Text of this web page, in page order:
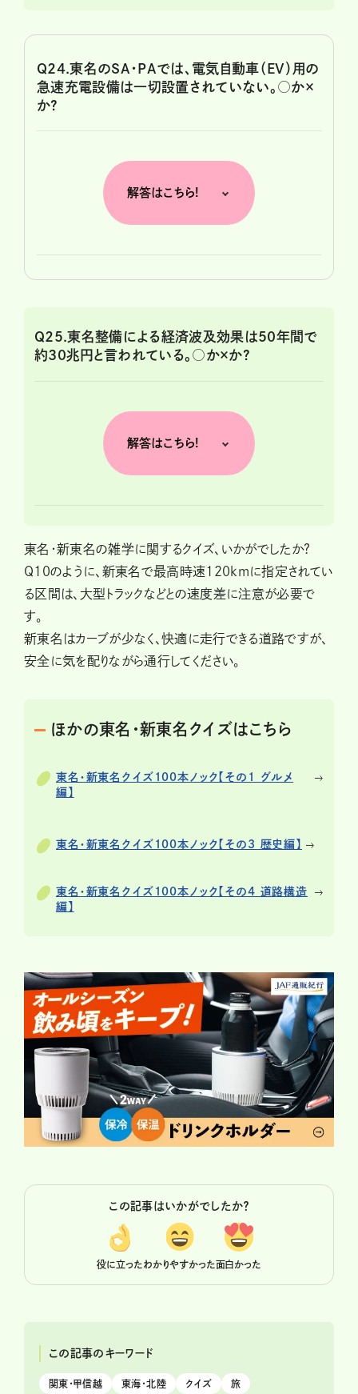
Q24.東名のSA・PAでは、電気自動車（EV）用の
急速充電設備は一切設置されていない。○か×
か?
解答はこちら!
Q25.東名整備による経済波及効果は50年間で
約30兆円と言われている。○か×か?
解答はこちら!
東名・新東名の雑学に関するクイズ、いかがでしたか?
Q10のように、新東名で最高時速120kmに指定されてい
る区間は、大型トラックなどとの速度差に注意が必要で
す。
新東名はカーブが少なく、快適に走行できる道路ですが、
安全に気を配りながら通行してください。
ほかの東名・新東名クイズはこちら
東名・新東名クイズ100本ノック【その1 グルメ
編】
東名・新東名クイズ100本ノック【その3 歴史編】
東名・新東名クイズ100本ノック【その4 道路構造
編】
この記事はいかがでしたか？
役に立ったわかりやすかった面白かった
この記事のキーワード
関東・甲信越 東海・北陸 クイズ 旅